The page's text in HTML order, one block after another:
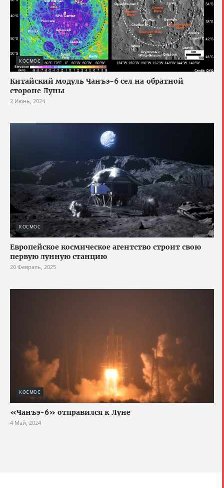
КОСМОС
Китайский модуль Чанъэ-6 сел на обратной
стороне Луны
2 Июнь, 2024
КОСМОС
Европейское космическое агентство строит свою
первую лунную станцию
20 Февраль, 2025
КОСМОС
«Чанъэ-6» отправился к Луне
4 Май, 2024